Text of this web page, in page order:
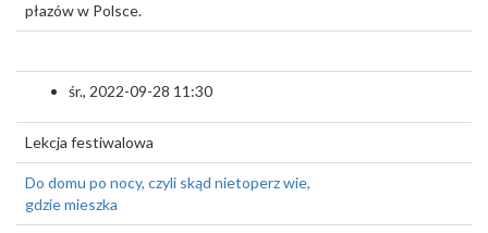
płazów w Polsce.
śr., 2022-09-28 11:30
Lekcja festiwalowa
Do domu po nocy, czyli skąd nietoperz wie,
gdzie mieszka